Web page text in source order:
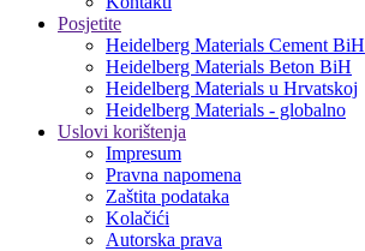
Posjetite
Heidelberg Materials Cement BiH
Heidelberg Materials Beton BiH
Heidelberg Materials u Hrvatskoj
Heidelberg Materials - globalno
Uslovi korištenja
Impresum
Pravna napomena
Zaštita podataka
Kolačići
Autorska prava